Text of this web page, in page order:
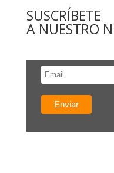
SUSCRÍBETE
A NUESTRO